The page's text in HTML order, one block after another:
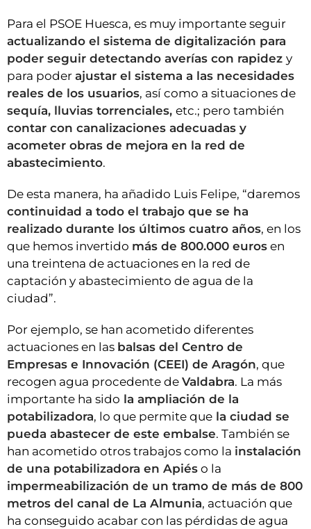
Para el PSOE Huesca, es muy importante seguir
actualizando el sistema de digitalización para
poder seguir detectando averías con rapidez y
para poder ajustar el sistema a las necesidades
reales de los usuarios, así como a situaciones de
sequía, lluvias torrenciales, etc.; pero también
contar con canalizaciones adecuadas y
acometer obras de mejora en la red de
abastecimiento.
De esta manera, ha añadido Luis Felipe, “daremos
continuidad a todo el trabajo que se ha
realizado durante los últimos cuatro años, en los
que hemos invertido más de 800.000 euros en
una treintena de actuaciones en la red de
captación y abastecimiento de agua de la
ciudad”.
Por ejemplo, se han acometido diferentes
actuaciones en las balsas del Centro de
Empresas e Innovación (CEEI) de Aragón, que
recogen agua procedente de Valdabra. La más
importante ha sido la ampliación de la
potabilizadora, lo que permite que la ciudad se
pueda abastecer de este embalse. También se
han acometido otros trabajos como la instalación
de una potabilizadora en Apiés o la
impermeabilización de un tramo de más de 800
metros del canal de La Almunia, actuación que
ha conseguido acabar con las pérdidas de agua